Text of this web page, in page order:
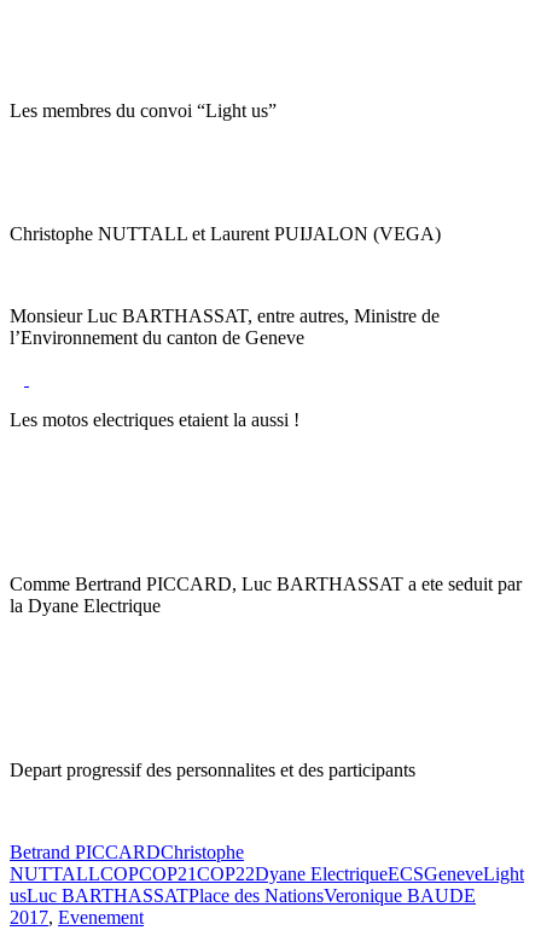
Les membres du convoi “Light us”
Christophe NUTTALL et Laurent PUIJALON (VEGA)
Monsieur Luc BARTHASSAT, entre autres, Ministre de
l’Environnement du canton de Geneve
Les motos electriques etaient la aussi !
Comme Bertrand PICCARD, Luc BARTHASSAT a ete seduit par
la Dyane Electrique
Depart progressif des personnalites et des participants
Betrand PICCARDChristophe
NUTTALLCOPCOP21COP22Dyane ElectriqueECSGeneveLight
usLuc BARTHASSATPlace des NationsVeronique BAUDE
2017, Evenement